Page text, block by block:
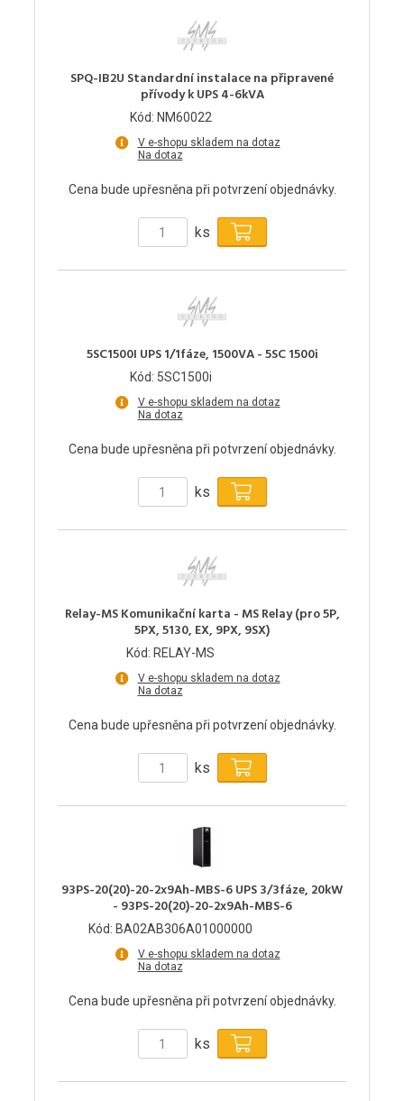
SPQ-IB2U Standardní instalace na připravené
přívody k UPS 4-6kVA
Kód: NM60022
V e-shopu skladem na dotaz
Na dotaz
Cena bude upřesněna při potvrzení objednávky.
ks
5SC1500I UPS 1/1fáze, 1500VA - 5SC 1500i
Kód: 5SC1500i
V e-shopu skladem na dotaz
Na dotaz
Cena bude upřesněna při potvrzení objednávky.
ks
Relay-MS Komunikační karta - MS Relay (pro 5P,
5PX, 5130, EX, 9PX, 9SX)
Kód: RELAY-MS
V e-shopu skladem na dotaz
Na dotaz
Cena bude upřesněna při potvrzení objednávky.
ks
93PS-20(20)-20-2x9Ah-MBS-6 UPS 3/3fáze, 20kW
- 93PS-20(20)-20-2x9Ah-MBS-6
Kód: BA02AB306A01000000
V e-shopu skladem na dotaz
Na dotaz
Cena bude upřesněna při potvrzení objednávky.
ks